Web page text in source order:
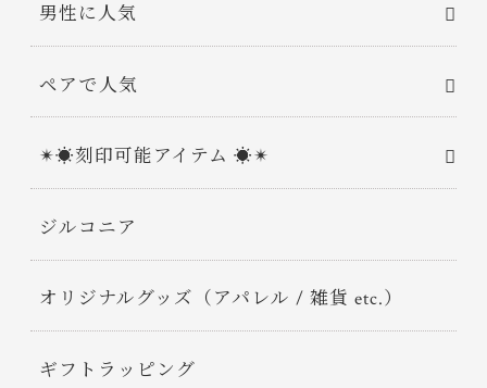
男性に人気
ペアで人気
✴︎☀︎刻印可能アイテム ☀︎✴︎
ジルコニア
オリジナルグッズ（アパレル / 雑貨 etc.）
ギフトラッピング